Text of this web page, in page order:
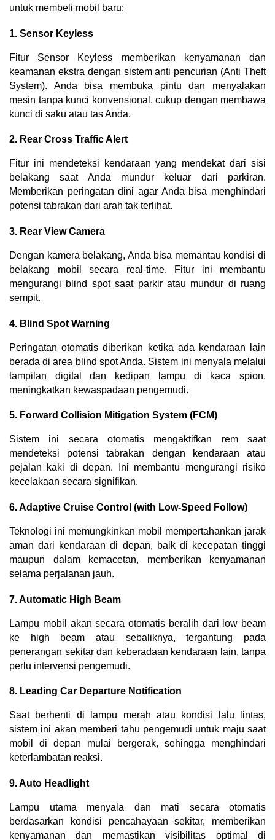
untuk membeli mobil baru:
1. Sensor Keyless
Fitur Sensor Keyless memberikan kenyamanan dan
keamanan ekstra dengan sistem anti pencurian (Anti Theft
System). Anda bisa membuka pintu dan menyalakan
mesin tanpa kunci konvensional, cukup dengan membawa
kunci di saku atau tas Anda.
2. Rear Cross Traffic Alert
Fitur ini mendeteksi kendaraan yang mendekat dari sisi
belakang saat Anda mundur keluar dari parkiran.
Memberikan peringatan dini agar Anda bisa menghindari
potensi tabrakan dari arah tak terlihat.
3. Rear View Camera
Dengan kamera belakang, Anda bisa memantau kondisi di
belakang mobil secara real-time. Fitur ini membantu
mengurangi blind spot saat parkir atau mundur di ruang
sempit.
4. Blind Spot Warning
Peringatan otomatis diberikan ketika ada kendaraan lain
berada di area blind spot Anda. Sistem ini menyala melalui
tampilan digital dan kedipan lampu di kaca spion,
meningkatkan kewaspadaan pengemudi.
5. Forward Collision Mitigation System (FCM)
Sistem ini secara otomatis mengaktifkan rem saat
mendeteksi potensi tabrakan dengan kendaraan atau
pejalan kaki di depan. Ini membantu mengurangi risiko
kecelakaan secara signifikan.
6. Adaptive Cruise Control (with Low-Speed Follow)
Teknologi ini memungkinkan mobil mempertahankan jarak
aman dari kendaraan di depan, baik di kecepatan tinggi
maupun dalam kemacetan, memberikan kenyamanan
selama perjalanan jauh.
7. Automatic High Beam
Lampu mobil akan secara otomatis beralih dari low beam
ke high beam atau sebaliknya, tergantung pada
penerangan sekitar dan keberadaan kendaraan lain, tanpa
perlu intervensi pengemudi.
8. Leading Car Departure Notification
Saat berhenti di lampu merah atau kondisi lalu lintas,
sistem ini akan memberi tahu pengemudi untuk maju saat
mobil di depan mulai bergerak, sehingga menghindari
keterlambatan reaksi.
9. Auto Headlight
Lampu utama menyala dan mati secara otomatis
berdasarkan kondisi pencahayaan sekitar, memberikan
kenyamanan dan memastikan visibilitas optimal di